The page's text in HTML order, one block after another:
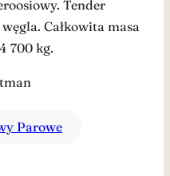
Tender
Całkowita masa
700 kg.
Parowe